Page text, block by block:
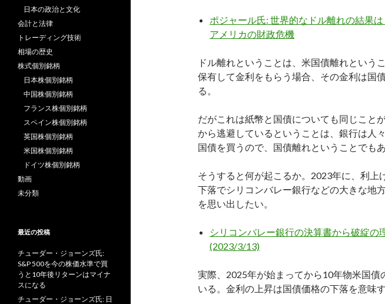
ポジャール氏: 世界的なドル離れの結果
アメリカの財政危機
ドル離れということは、米国債離れという
保有して金利をもらう場合、その金利は国
る。
だがこれは紙幣と国債についても同じこと
から逃避しているということは、銀行は人
国債を買うので、国債離れということでもあ
そうすると何が起こるか。2023年に、利上
下落でシリコンバレー銀行などの大きな地
を思い出したい。
シリコンバレー銀行の決算書から破綻の
(2023/3/13)
実際、2025年が始まってから10年物米国債
いる。金利の上昇は国債価格の下落を意味す
日本の政治と文化
会計と法律
トレーディング技術
相場の歴史
株式個別銘柄
日本株個別銘柄
中国株個別銘柄
フランス株個別銘柄
スペイン株個別銘柄
英国株個別銘柄
米国株個別銘柄
ドイツ株個別銘柄
動画
未分類
最近の投稿
チューダー・ジョーンズ氏:
S&P 500を今の株価水準で買
うと10年後リターンはマイナ
スになる
チューダー・ジョーンズ氏: 日